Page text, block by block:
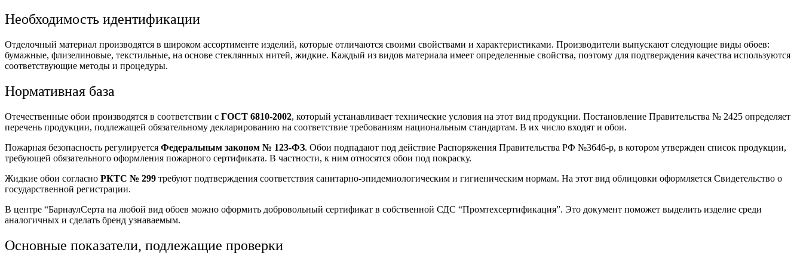
Необходимость идентификации
Отделочный материал производятся в широком ассортименте изделий, которые отличаются своими свойствами и характеристиками. Производители выпускают следующие виды обоев:
бумажные, флизелиновые, текстильные, на основе стеклянных нитей, жидкие. Каждый из видов материала имеет определенные свойства, поэтому для подтверждения качества используются
соответствующие методы и процедуры.
Нормативная база
Отечественные обои производятся в соответствии с ГОСТ 6810-2002, который устанавливает технические условия на этот вид продукции. Постановление Правительства № 2425 определяет
перечень продукции, подлежащей обязательному декларированию на соответствие требованиям национальным стандартам. В их число входят и обои.
Пожарная безопасность регулируется Федеральным законом № 123-ФЗ. Обои подпадают под действие Распоряжения Правительства РФ №3646-р, в котором утвержден список продукции,
требующей обязательного оформления пожарного сертификата. В частности, к ним относятся обои под покраску.
Жидкие обои согласно РКТС № 299 требуют подтверждения соответствия санитарно-эпидемиологическим и гигиеническим нормам. На этот вид облицовки оформляется Свидетельство о
государственной регистрации.
В центре “БарнаулСерта на любой вид обоев можно оформить добровольный сертификат в собственной СДС “Промтехсертификация”. Это документ поможет выделить изделие среди
аналогичных и сделать бренд узнаваемым.
Основные показатели, подлежащие проверки